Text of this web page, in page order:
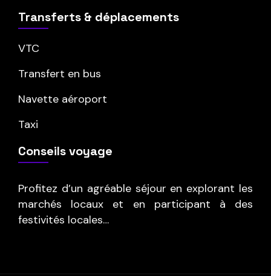
Transferts & déplacements
VTC
Transfert en bus
Navette aéroport
Taxi
Conseils voyage
Profitez d’un agréable séjour en explorant les
marchés locaux et en participant à des
festivités locales…